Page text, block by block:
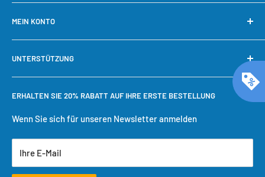
Über uns
Kontaktieren Sie uns
Unsere Garantie
Warum bei Cool Toner kaufen?
MEIN KONTO
Mein Konto
Schnelle Nachbestellung
Bestellung verfolgen
Einkaufswagen
Benutzerkonto erstellen
UNTERSTÜTZUNG
Benötigen Sie Hilfe?
Versandbedingungen
Rückgaberecht
Servicebedingungen
ERHALTEN SIE 20% RABATT AUF IHRE ERSTE BESTELLUNG
Wenn Sie sich für unseren Newsletter anmelden
Ihre E-Mail